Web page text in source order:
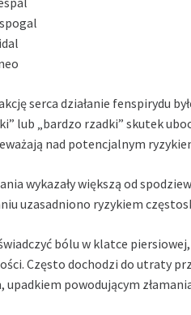
serca działanie fenspirydu
lub „bardzo rzadki” skutek
nad potencjalnym
wykazały większą od
uzasadniono ryzykiem
bólu w klatce
Często dochodzi do utraty
upadkiem powodującym